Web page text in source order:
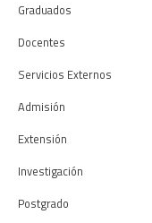
Graduados
Docentes
Servicios Externos
Admisión
Extensión
Investigación
Postgrado